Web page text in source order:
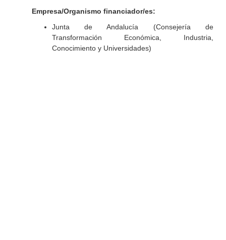
Empresa/Organismo financiador/es:
Junta de Andalucía (Consejería de
Transformación Económica, Industria,
Conocimiento y Universidades)